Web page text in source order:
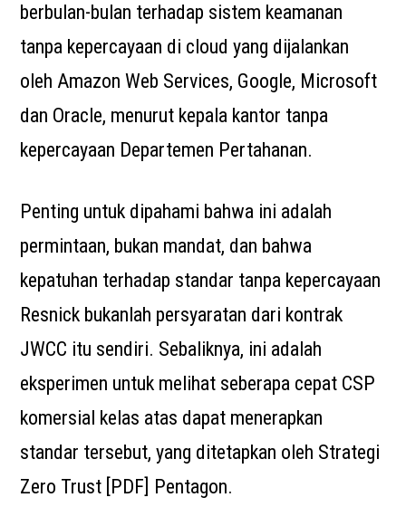
berbulan-bulan terhadap sistem keamanan
tanpa kepercayaan di cloud yang dijalankan
oleh Amazon Web Services, Google, Microsoft
dan Oracle, menurut kepala kantor tanpa
kepercayaan Departemen Pertahanan.
Penting untuk dipahami bahwa ini adalah
permintaan, bukan mandat, dan bahwa
kepatuhan terhadap standar tanpa kepercayaan
Resnick bukanlah persyaratan dari kontrak
JWCC itu sendiri. Sebaliknya, ini adalah
eksperimen untuk melihat seberapa cepat CSP
komersial kelas atas dapat menerapkan
standar tersebut, yang ditetapkan oleh Strategi
Zero Trust [PDF] Pentagon.